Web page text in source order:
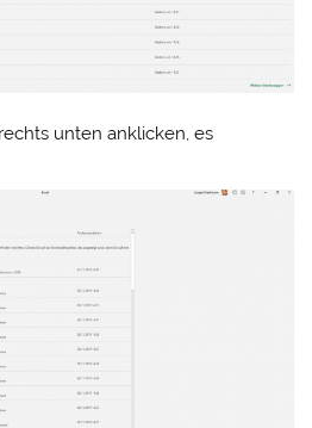
unten anklicken, es